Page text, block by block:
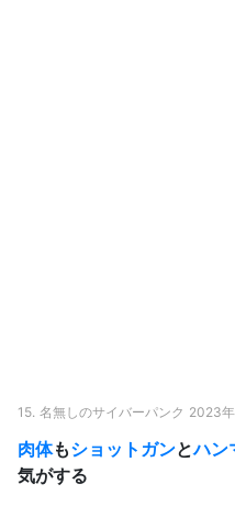
15. 名無しのサイバーパンク 2023
肉体もショットガンとハン
気がする